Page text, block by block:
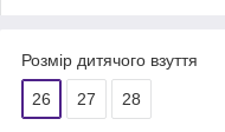
Розмір дитячого взуття
26 27 28